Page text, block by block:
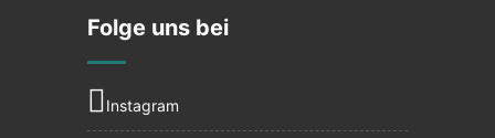
Folge uns bei
Instagram